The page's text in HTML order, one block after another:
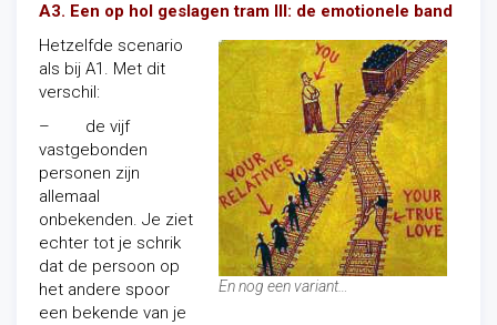
A3. Een op hol geslagen tram III: de emotionele band
En nog een variant…
Hetzelfde scenario
als bij A1. Met dit
verschil:
– de vijf
vastgebonden
personen zijn
allemaal
onbekenden. Je ziet
echter tot je schrik
dat de persoon op
het andere spoor
een bekende van je